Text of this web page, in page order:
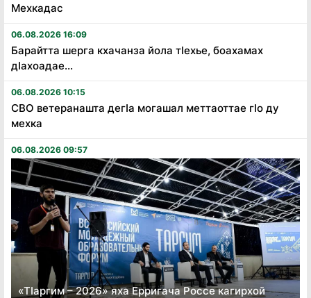
Мехкадас
06.08.2026 16:09
Барайтта шерга кхачанза йола тӏехье, боахамах
дӏахоадае...
06.08.2026 10:15
СВО ветеранашта дегӏа могашал меттаоттае гӏо ду
мехка
06.08.2026 09:57
«Тӏаргим – 2026» яха Ерригача Россе кагирхой